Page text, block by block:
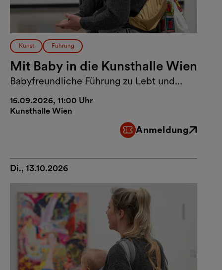
Kunst Führung
Mit Baby in die Kunsthalle Wien
Babyfreundliche Führung zu Lebt und
15.09.2026, 11:00 Uhr
Kunsthalle Wien
Anmeldung
Externer Link
Di., 13.10.2026